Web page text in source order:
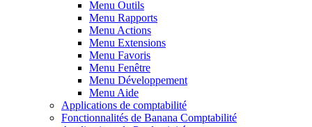
Menu Outils
Menu Rapports
Menu Actions
Menu Extensions
Menu Favoris
Menu Fenêtre
Menu Développement
Menu Aide
Applications de comptabilité
Fonctionnalités de Banana Comptabilité